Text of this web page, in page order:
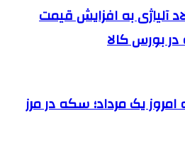
آلیاژی به افزایش قیمت
بورس کالا
یک مرداد؛ سکه در مرز